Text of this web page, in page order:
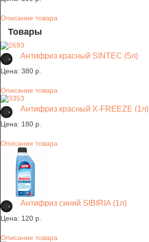
Описание товара
Товары
Антифриз красный SINTEC (5л)
Цена: 380 p.
Описание товара
Антифриз красный X-FREEZE (1л)
Цена: 180 p.
Описание товара
Антифриз синий SIBIRIA (1л)
Цена: 120 p.
Описание товара